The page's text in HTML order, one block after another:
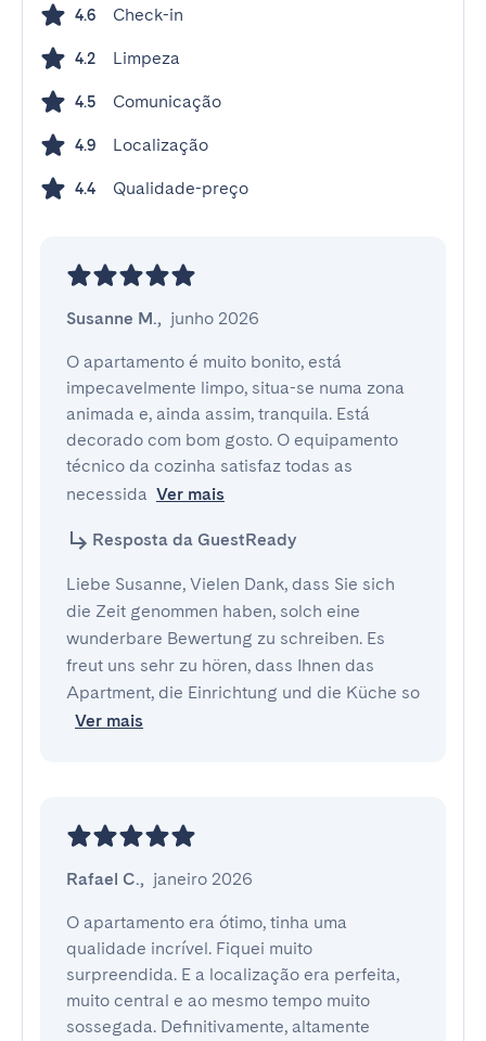
4.6 Check-in
4.2 Limpeza
4.5 Comunicação
4.9 Localização
4.4 Qualidade-preço
Susanne M., junho 2026
O apartamento é muito bonito, está
impecavelmente limpo, situa-se numa zona
animada e, ainda assim, tranquila. Está
decorado com bom gosto. O equipamento
técnico da cozinha satisfaz todas as
necessida Ver mais
Resposta da GuestReady
Liebe Susanne, Vielen Dank, dass Sie sich
die Zeit genommen haben, solch eine
wunderbare Bewertung zu schreiben. Es
freut uns sehr zu hören, dass Ihnen das
Apartment, die Einrichtung und die Küche so
Ver mais
Rafael C., janeiro 2026
O apartamento era ótimo, tinha uma
qualidade incrível. Fiquei muito
surpreendida. E a localização era perfeita,
muito central e ao mesmo tempo muito
sossegada. Definitivamente, altamente